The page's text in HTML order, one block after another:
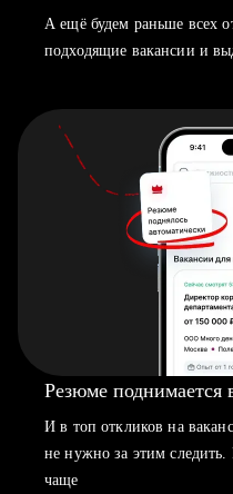
А ещё будем раньше всех
подходящие вакансии и
Резюме поднимается
И в топ откликов на
не нужно за этим следить.
чаще